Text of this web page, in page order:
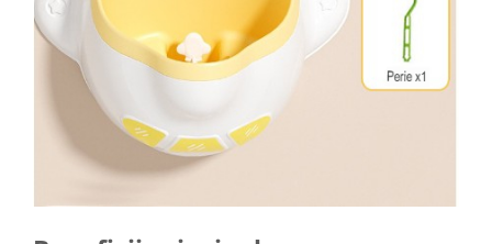
Zdrobitoare si teascuri
Teascuri
Zdrobitoare electrice
Zdrobitoare electrice & manuale
Zdrobitoare manuale
Masini de cusut si accesorii
Articole antidaunatori gradina
Sere si solarii